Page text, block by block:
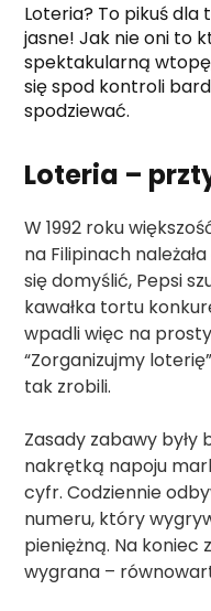
Loteria? To pikuś dla
jasne! Jak nie oni to
spektakularną
się spod kontroli
spodziewać.
Loteria –
W 1992 roku
na Filipinach
się domyślić, Pepsi
kawałka tortu
wpadli więc na
“Zorganizujmy
tak zrobili.
Zasady zabawy
nakrętką napoju
cyfr. Codziennie
numeru, który
pieniężną. Na koniec
wygrana –